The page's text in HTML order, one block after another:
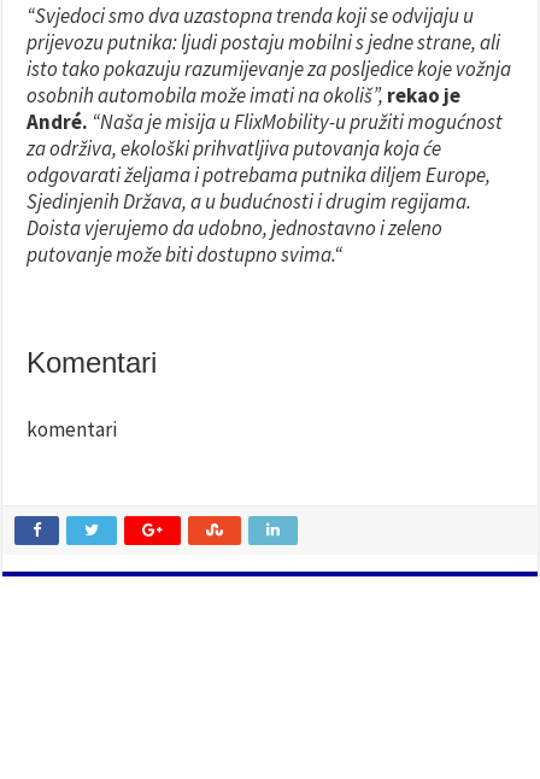
“Svjedoci smo dva uzastopna trenda koji se odvijaju u
prijevozu putnika: ljudi postaju mobilni s jedne strane, ali
isto tako pokazuju razumijevanje za posljedice koje vožnja
osobnih automobila može imati na okoliš”, rekao je
André. “Naša je misija u FlixMobility-u pružiti mogućnost
za održiva, ekološki prihvatljiva putovanja koja će
odgovarati željama i potrebama putnika diljem Europe,
Sjedinjenih Država, a u budućnosti i drugim regijama.
Doista vjerujemo da udobno, jednostavno i zeleno
putovanje može biti dostupno svima.“
Komentari
komentari